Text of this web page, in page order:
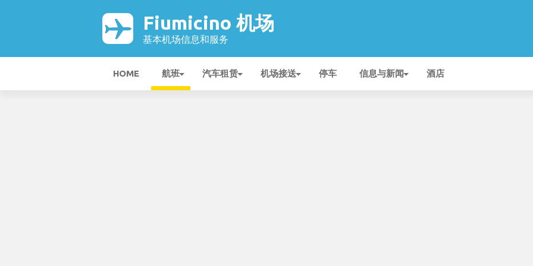
Fiumicino 机场
基本机场信息和服务
HOME 航班 汽车租赁 机场接送 停车 信息与新闻 酒店